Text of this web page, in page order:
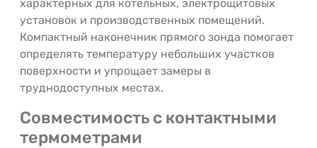
характерных для котельных, электрощитовых
установок и производственных помещений.
Компактный наконечник прямого зонда помогает
определять температуру небольших участков
поверхности и упрощает замеры в
труднодоступных местах.
Совместимость с контактными
термометрами